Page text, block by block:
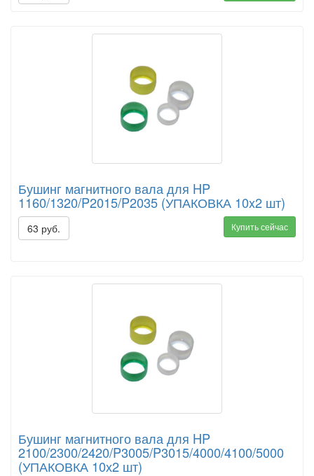
Бушинг магнитного вала для HP
1160/1320/P2015/P2035 (УПАКОВКА 10x2 шт)
63 руб. Купить сейчас
Бушинг магнитного вала для HP
2100/2300/2420/P3005/P3015/4000/4100/5000
(УПАКОВКА 10х2 шт)